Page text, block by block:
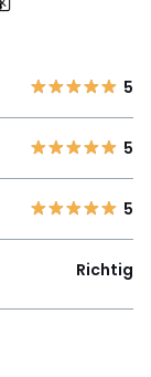
5
5
5
Richtig